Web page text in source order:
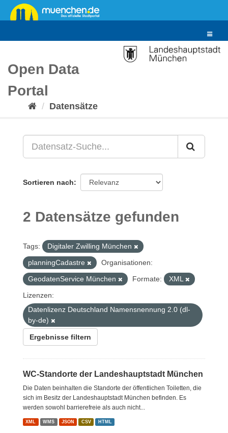
Überspringen
zum
Toggle
Open Data
Portal
Datensätze
Sortieren nach
2 Datensätze gefunden
Tags:
Digitaler Zwilling München
planningCadastre
Organisationen:
GeodatenService München
Formate:
XML
Lizenzen:
Datenlizenz Deutschland Namensnennung 2.0 (dl-
by-de)
Ergebnisse filtern
WC-Standorte der Landeshauptstadt München
Die Daten beinhalten die Standorte der öffentlichen Toiletten, die
sich im Besitz der Landeshauptstadt München befinden. Es
werden sowohl barrierefreie als auch nicht...
XML WMS JSON CSV HTML